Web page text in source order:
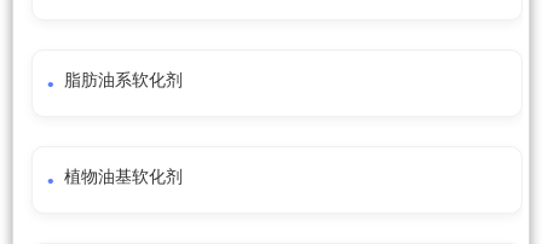
脂肪油系软化剂
植物油基软化剂